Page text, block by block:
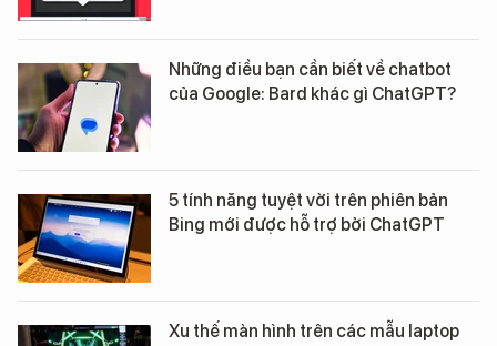
Những điều bạn cần biết về chatbot
của Google: Bard khác gì ChatGPT?
5 tính năng tuyệt vời trên phiên bản
Bing mới được hỗ trợ bởi ChatGPT
Xu thế màn hình trên các mẫu laptop